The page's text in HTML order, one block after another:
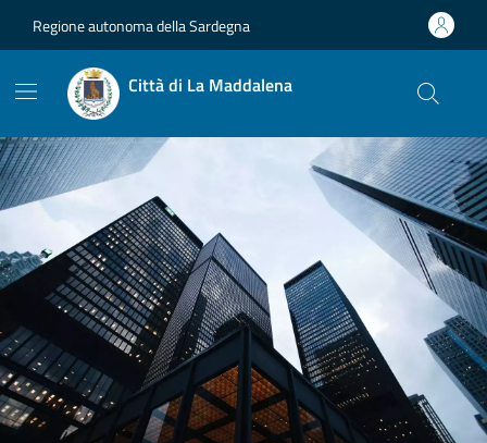
Regione autonoma della Sardegna
Città di La Maddalena